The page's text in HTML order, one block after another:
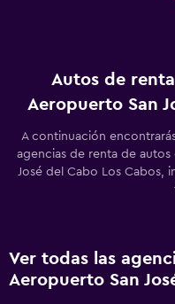
Autos de
Aeropuerto San
A continuación
agencias de renta de autos
José del Cabo Los Cabos,
Ver todas las
Aeropuerto San